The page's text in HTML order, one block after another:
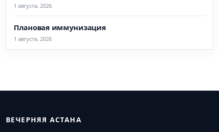
1 августа, 2026
Плановая иммунизация
1 августа, 2026
ВЕЧЕРНЯЯ АСТАНА